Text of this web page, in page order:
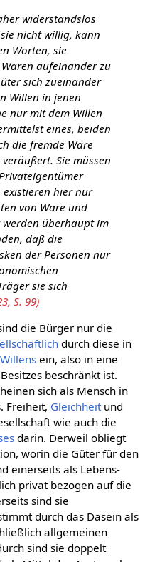
widerstandslos
nicht willig, kann
Worten, sie
aufeinander zu
sich zueinander
Willen in jenen
nur mit dem Willen
eines, beiden
die fremde Ware
Sie müssen
existieren hier nur
von Ware und
werden überhaupt im
daß die
der Personen nur
sie sich
S. 99)
die Bürger nur die
durch diese in
Willensein, also in eine
beschränkt ist.
sich als Mensch in
Freiheit, Gleichheitund
wie auch die
darin. Derweil obliegt
worin die Güter für den
einerseits als Lebens-
privat bezogen auf die
sind sie
durch das Dasein als
allgemeinen
sind sie doppelt